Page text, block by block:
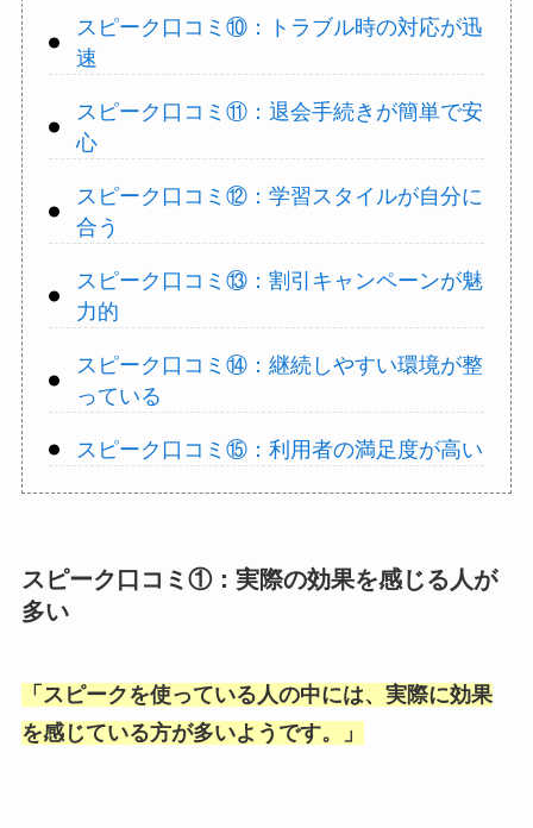
スピーク口コミ⑩：トラブル時の対応が迅
速
スピーク口コミ⑪：退会手続きが簡単で安
心
スピーク口コミ⑫：学習スタイルが自分に
合う
スピーク口コミ⑬：割引キャンペーンが魅
力的
スピーク口コミ⑭：継続しやすい環境が整
っている
スピーク口コミ⑮：利用者の満足度が高い
スピーク口コミ①：実際の効果を感じる人が
多い
「 スピークを使っている人の中には、実際に効果
を感じている方が多いようです。
」